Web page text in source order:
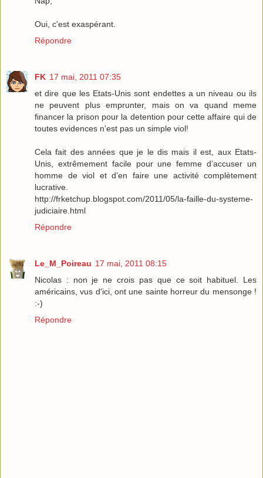
Oui, c'est exaspérant.
Répondre
FK 17 mai, 2011 07:35
et dire que les Etats-Unis sont endettes a un niveau ou ils
ne peuvent plus emprunter, mais on va quand meme
financer la prison pour la detention pour cette affaire qui de
toutes evidences n'est pas un simple viol!
Cela fait des années que je le dis mais il est, aux Etats-
Unis, extrêmement facile pour une femme d’accuser un
homme de viol et d’en faire une activité complètement
lucrative.
http://frketchup.blogspot.com/2011/05/la-faille-du-systeme-
judiciaire.html
Répondre
Le_M_Poireau 17 mai, 2011 08:15
Nicolas : non je ne crois pas que ce soit habituel. Les
américains, vus d'ici, ont une sainte horreur du mensonge !
:-)
Répondre